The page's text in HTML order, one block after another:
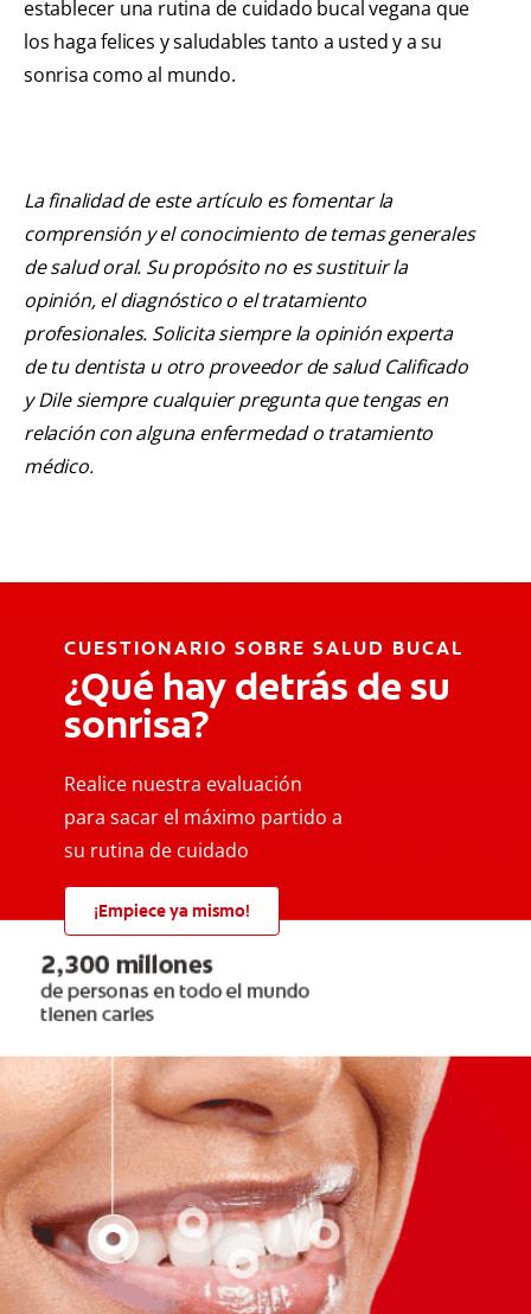
establecer una rutina de cuidado bucal vegana que
los haga felices y saludables tanto a usted y a su
sonrisa como al mundo.
La finalidad de este artículo es fomentar la
comprensión y el conocimiento de temas generales
de salud oral. Su propósito no es sustituir la
opinión, el diagnóstico o el tratamiento
profesionales. Solicita siempre la opinión experta
de tu dentista u otro proveedor de salud Calificado
y Dile siempre cualquier pregunta que tengas en
relación con alguna enfermedad o tratamiento
médico.
CUESTIONARIO SOBRE SALUD BUCAL
¿Qué hay detrás de su
sonrisa?
Realice nuestra evaluación
para sacar el máximo partido a
su rutina de cuidado
¡Empiece ya mismo!